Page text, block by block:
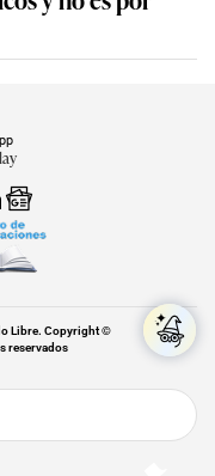
Libre. Copyright ©
reservados